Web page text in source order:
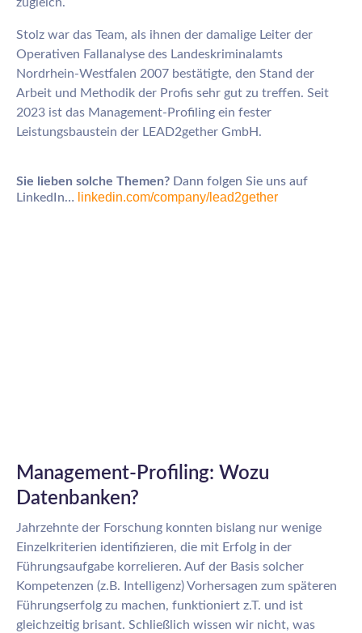
Stolz war das Team, als ihnen der damalige Leiter der
Operativen Fallanalyse des Landeskriminalamts
Nordrhein-Westfalen 2007 bestätigte, den Stand der
Arbeit und Methodik der Profis sehr gut zu treffen. Seit
2023 ist das Management-Profiling ein fester
Leistungsbaustein der LEAD2gether GmbH.
Sie lieben solche Themen? Dann folgen Sie uns auf
LinkedIn…
linkedin.com/company/lead2gether
Management-Profiling: Wozu
Datenbanken?
Jahrzehnte der Forschung konnten bislang nur wenige
Einzelkriterien identifizieren, die mit Erfolg in der
Führungsaufgabe korrelieren. Auf der Basis solcher
Kompetenzen (z.B. Intelligenz) Vorhersagen zum späteren
Führungserfolg zu machen, funktioniert z.T. und ist
gleichzeitig brisant. Schließlich wissen wir nicht, was